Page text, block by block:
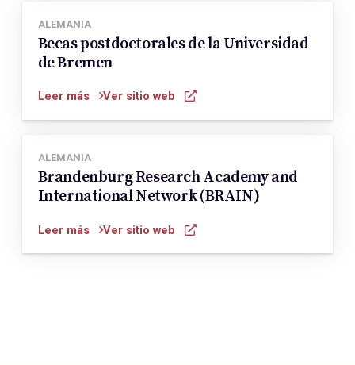
ALEMANIA
Becas postdoctorales de la Universidad
de Bremen
Leer más Ver sitio web
ALEMANIA
Brandenburg Research Academy and
International Network (BRAIN)
Leer más Ver sitio web